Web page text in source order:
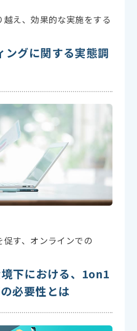
え、効果的な実施をする
ングに関する実態調
す、オンラインでの
下における、1on1
必要性とは